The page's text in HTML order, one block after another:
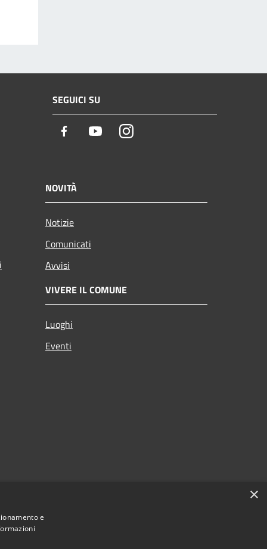
SEGUICI SU
Facebook YoutubeInstagram
NOVITÀ
Notizie
Comunicati
Avvisi
VIVERE IL COMUNE
Luoghi
Eventi
×
e